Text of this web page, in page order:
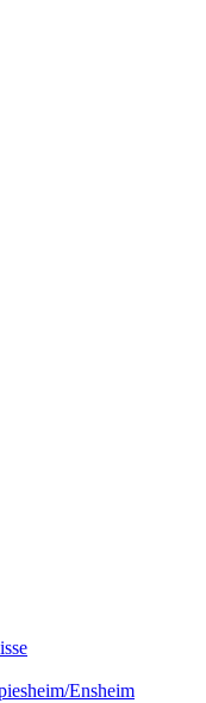
Ensheim